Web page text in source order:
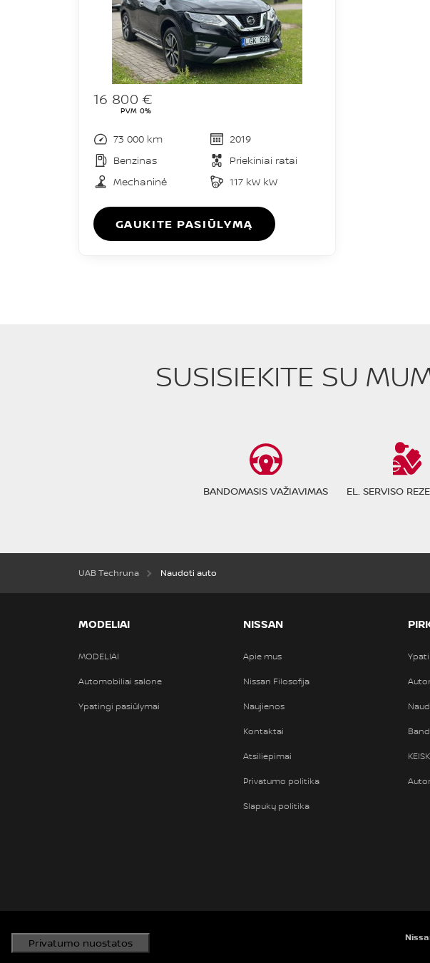
16 800 €
PVM 0%
73 000 km
2019
Benzinas
Priekiniai ratai
Mechaninė
117 kW kW
GAUKITE PASIŪLYMĄ
SUSISIEKITE SU
BANDOMASIS VAŽIAVIMAS EL. SERVISO
UAB Techruna Naudoti auto
MODELIAI
MODELIAI
Automobiliai salone
Ypatingi pasiūlymai
NISSAN
Apie mus
Nissan Filosofija
Naujienos
Kontaktai
Atsiliepimai
Privatumo politika
Slapukų politika